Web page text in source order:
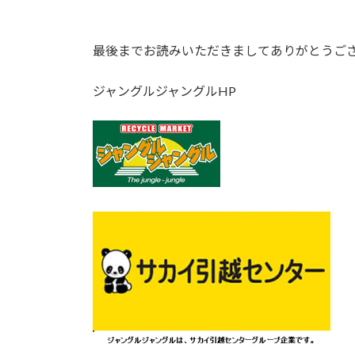
最後までお読みいただきましてありがとうござ
ジャングルジャングルHP